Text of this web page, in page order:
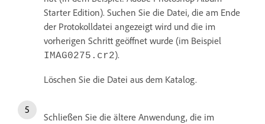
Starter Edition). Suchen Sie die Datei, die am Ende
der Protokolldatei angezeigt wird und die im
vorherigen Schritt geöffnet wurde (im Beispiel
IMAG0275.cr2).
Löschen Sie die Datei aus dem Katalog.
Schließen Sie die ältere Anwendung, die im